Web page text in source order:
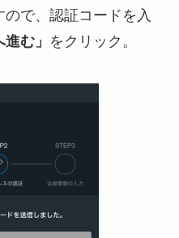
で、認証コードを入
む」 をクリック。